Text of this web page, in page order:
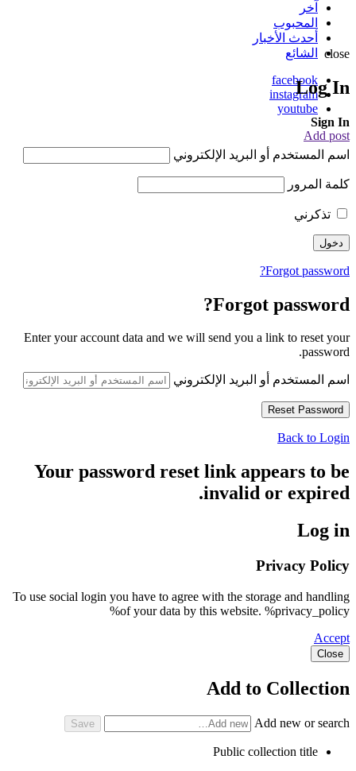
آخر
المحبوب
أحدث الأخبار
الشائع
facebook
instagram
youtube
Add post
close
Log In
Sign In
اسم المستخدم أو البريد الإلكتروني
كلمة المرور
تذكرني
Forgot password?
Forgot password?
Enter your account data and we will send you a link to reset your
password.
اسم المستخدم أو البريد الإلكتروني
Back to Login
Your password reset link appears to be
invalid or expired.
Log in
Privacy Policy
To use social login you have to agree with the storage and handling
of your data by this website. %privacy_policy%
Accept
Close
Add to Collection
Add new or search
Public collection title